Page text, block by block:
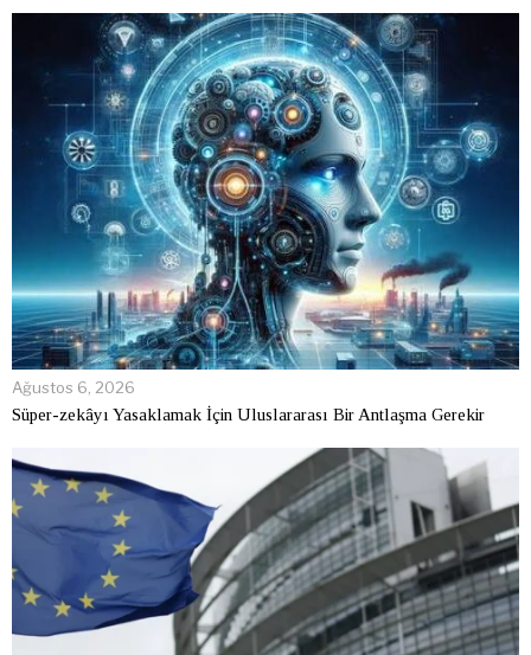
Ağustos 6, 2026
Süper-zekâyı Yasaklamak İçin Uluslararası Bir Antlaşma Gerekir